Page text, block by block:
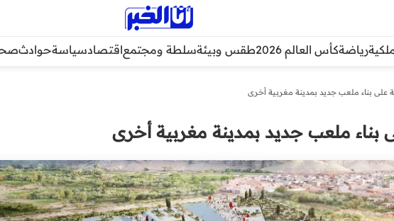
رياضةكأس العالم 2026 طقس وبيئةسلطة ومجتمعاقتصادسياسةحوادث
على بناء ملعب جديد بمدينة مغربية أخرى
بناء ملعب جديد بمدينة مغربية أخرى